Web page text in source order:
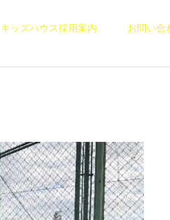
キッズハウス採用案内 お問い合